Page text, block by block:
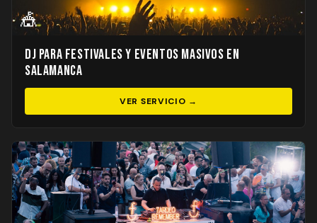
🎪
DJ para Festivales y Eventos Masivos en
Salamanca
VER SERVICIO →